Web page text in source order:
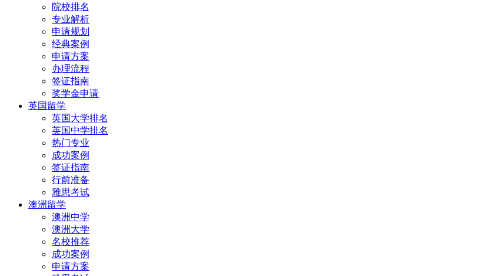
院校排名
专业解析
申请规划
经典案例
申请方案
办理流程
签证指南
奖学金申请
英国留学
英国大学排名
英国中学排名
热门专业
成功案例
签证指南
行前准备
雅思考试
澳洲留学
澳洲中学
澳洲大学
名校推荐
成功案例
申请方案